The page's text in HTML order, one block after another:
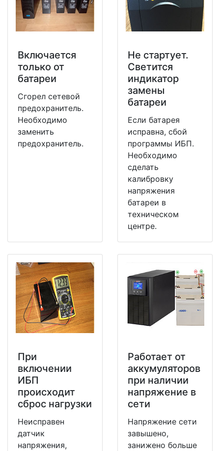
Включается
только от
батареи
Сгорел сетевой
предохранитель.
Необходимо
заменить
предохранитель.
Не стартует.
Светится
индикатор
замены
батареи
Если батарея
исправна, сбой
программы ИБП.
Необходимо
сделать
калибровку
напряжения
батареи в
техническом
центре.
При
включении
ИБП
происходит
сброс нагрузки
Неисправен
датчик
напряжения,
Работает от
аккумуляторов
при наличии
напряжение в
сети
Напряжение сети
завышено,
занижено больше